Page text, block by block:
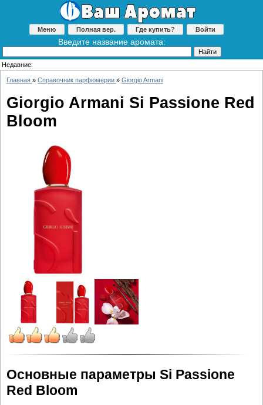
Меню Полная вер. Где купить? Войти
Введите название аромата:
Недавние:
Главная » Справочник парфюмерии » Giorgio Armani
Giorgio Armani Si Passione Red
Bloom
Основные параметры Si Passione
Red Bloom